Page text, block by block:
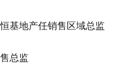
地产任销售区域总监
总监